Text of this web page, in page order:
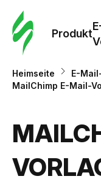
Produkt
Heimseite
E-
MailChimp E-Mail-